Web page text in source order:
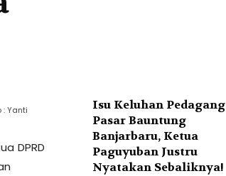
Yanti
DPRD
Isu Keluhan Pedagang
Pasar Bauntung
Banjarbaru, Ketua
Paguyuban Justru
Nyatakan Sebaliknya!